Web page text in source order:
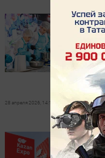
Юные
Юниор
десерт.
28 апреля 2026, 14:15
В